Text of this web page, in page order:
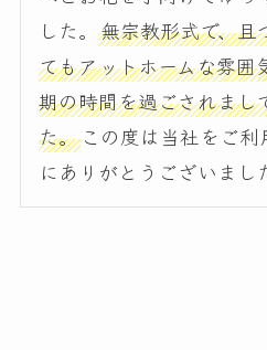
した。無宗教形式で、且
てもアットホームな雰囲
期の時間を過ごされまし
た。 この度は当社をご
にありがとうございまし